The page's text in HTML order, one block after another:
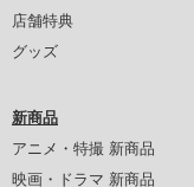
店舗特典
グッズ
新商品
アニメ・特撮 新商品
映画・ドラマ 新商品